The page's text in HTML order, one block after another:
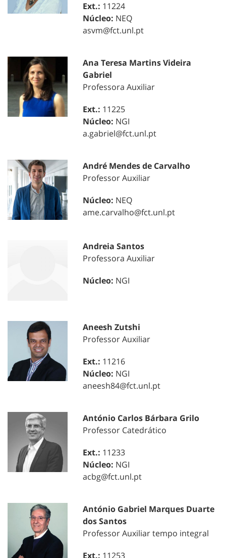
Ext.: 11224
Núcleo: NEQ
asvm@fct.unl.pt
Ana Teresa Martins Videira
Gabriel
Professora Auxiliar
Ext.: 11225
Núcleo: NGI
a.gabriel@fct.unl.pt
André Mendes de Carvalho
Professor Auxiliar
Núcleo: NEQ
ame.carvalho@fct.unl.pt
Andreia Santos
Professora Auxiliar
Núcleo: NGI
Aneesh Zutshi
Professor Auxiliar
Ext.: 11216
Núcleo: NGI
aneesh84@fct.unl.pt
António Carlos Bárbara Grilo
Professor Catedrático
Ext.: 11233
Núcleo: NGI
acbg@fct.unl.pt
António Gabriel Marques Duarte
dos Santos
Professor Auxiliar tempo integral
Ext.: 11253